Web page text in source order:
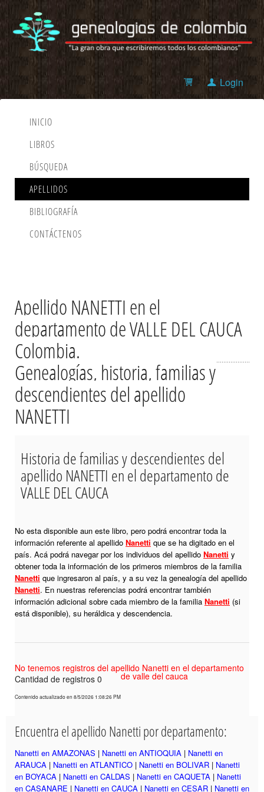
Login
INICIO
LIBROS
BÚSQUEDA
APELLIDOS
BIBLIOGRAFÍA
CONTÁCTENOS
Apellido NANETTI en el
departamento de VALLE DEL CAUCA
Colombia.
Genealogías, historia, familias y
descendientes del apellido
NANETTI
Historia de familias y descendientes del
apellido NANETTI en el departamento de
VALLE DEL CAUCA
No esta disponible aun este libro, pero podrá encontrar toda la
información referente al apellido Nanetti que se ha digitado en el
país. Acá podrá navegar por los individuos del apellido Nanetti y
obtener toda la información de los primeros miembros de la familia
Nanetti que ingresaron al país, y a su vez la genealogía del apellido
Nanetti. En nuestras referencias podrá encontrar también
información adicional sobre cada miembro de la familia Nanetti (si
está disponible), su heráldica y descendencia.
No tenemos registros del apellido Nanetti en el departamento
de valle del cauca
Cantidad de registros 0
Contenido actualizado en 8/5/2026 1:08:26 PM
Encuentra el apellido Nanetti por departamento:
Nanetti en AMAZONAS | Nanetti en ANTIOQUIA | Nanetti en
ARAUCA | Nanetti en ATLANTICO | Nanetti en BOLIVAR | Nanetti
en BOYACA | Nanetti en CALDAS | Nanetti en CAQUETA | Nanetti
en CASANARE | Nanetti en CAUCA | Nanetti en CESAR | Nanetti en